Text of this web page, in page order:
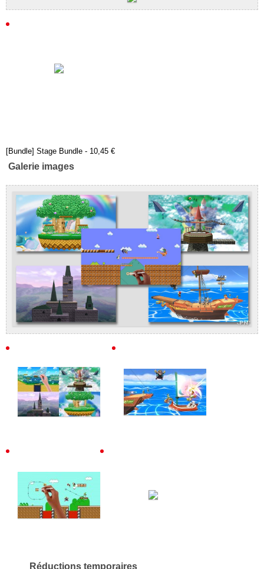
[Bundle] Stage Bundle - 10,45 €
Galerie images
Réductions temporaires